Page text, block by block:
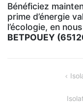
Bénéficiez
prime d’énergie
l’écologie, en
BETPOUEY
NAVIGATION